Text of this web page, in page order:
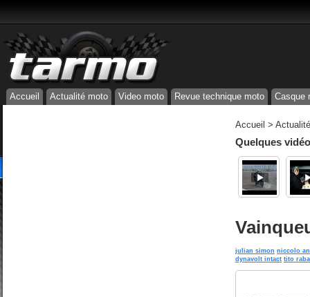
Accueil Actualité moto Video moto Revue technique moto Casque
Accueil >
Quelques
julian simon niccolo
dynavolt intact tito